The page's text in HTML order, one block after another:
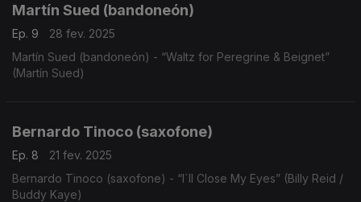
Martín Sued (bandoneón)
Ep. 9
28 fev. 2025
Martín Sued (bandoneón) - “Waltz for Peregrine & Beignet”
(Martín Sued)
Bernardo Tinoco (saxofone)
Ep. 8
21 fev. 2025
Bernardo Tinoco (saxofone) - “I´ll Close My Eyes” (Billy Reid /
Buddy Kaye)